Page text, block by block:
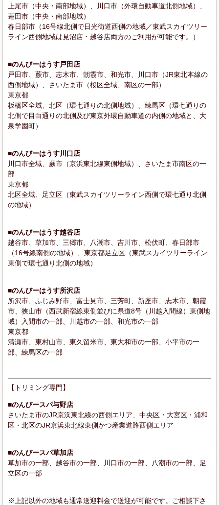
上尾市（中央・南部地域）、川口市（外環自動車道北側地域）、
蓮田市（中央・南部地域）
春日部市（16号線北側で日光街道西側の地域／東武スカイツリー
ライン西側地域は見沼店・越谷店両方のご利用が可能です。）
■のんびーはうす戸田店
戸田市、蕨市、志木市、朝霞市、和光市、川口市（JR東北本線の
西側地域）、さいたま市（桜区全域、南区の一部）
東京都
板橋区全域、北区（環七通りの北側地域）、練馬区（環七通りの
北側で目白通りの北側及び東京外環自動車道の内側の地域と、大
泉学園町）
■のんびーはうす川口店
川口市全域、蕨市（京浜東北線東側地域）、さいたま市南区の一
部
東京都
北区全域、足立区（東武スカイツリーライン西側で環七通り北側
の地域）
■のんびーはうす越谷店
越谷市、草加市、三郷市、八潮市、吉川市、松伏町、春日部市
（16号線南側の地域）、東京都足立区（東武スカイツリーライン
東側で環七通り北側の地域）
■のんびーはうす所沢店
所沢市、ふじみ野市、富士見市、三芳町、新座市、志木市、朝霞
市、狭山市（西武新宿線東側並びに県道8号（川越入間線）東側地
域）入間市の一部、川越市の一部、和光市の一部
東京都
清瀬市、東村山市、東久留米市、東大和市の一部、小平市の一
部、練馬区の一部
【トリミング専門】
■のんびースパ与野店
さいたま市のJR京浜東北線の西側エリア、中央区・大宮区・浦和
区・北区のJR京浜東北線東側かつ産業道路西側エリア
■のんびースパ草加店
草加市の一部、越谷市の一部、川口市の一部、八潮市の一部、足
立区の一部
※上記以外の地域も通常送迎料金で送迎が可能です。ご相談下さ